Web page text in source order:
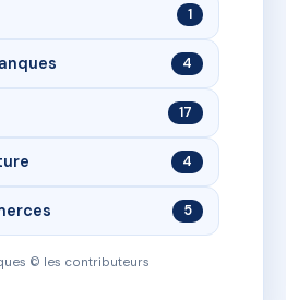
1
4
17
4
5
© les contributeurs